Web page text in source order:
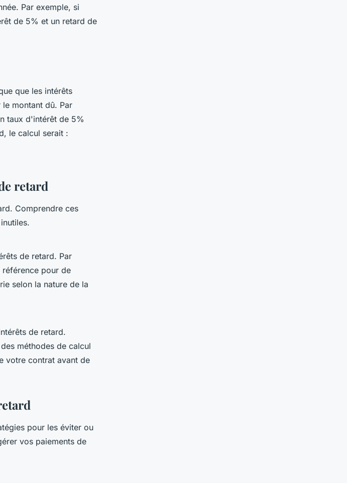
Par exemple, si
de 5% et un retard de
que les intérêts
montant dû. Par
taux d'intérêt de 5%
le calcul serait :
retard
Comprendre ces
de retard. Par
pour de
selon la nature de la
de retard.
méthodes de calcul
votre contrat avant de
pour les éviter ou
vos paiements de